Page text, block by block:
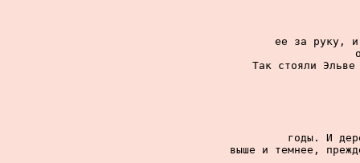
ее за руку, и
Так стояли
годы. И
выше и темнее,